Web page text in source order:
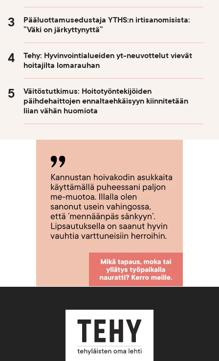
Pääluottamusedustaja YTHS:n irtisanomisista:
”Väki on järkyttynyttä”
Tehy: Hyvinvointialueiden yt-neuvottelut vievät
hoitajilta lomarauhan
Väitöstutkimus: Hoitotyöntekijöiden
päihdehaittojen ennaltaehkäisyyn kiinnitetään
liian vähän huomiota